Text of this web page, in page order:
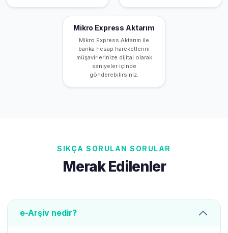
Mikro Express Aktarım
Mikro Express Aktarım ile
banka hesap hareketlerini
müşavirlerinize dijital olarak
saniyeler içinde
gönderebilirsiniz.
SIKÇA SORULAN SORULAR
Merak Edilenler
e-Arşiv nedir?